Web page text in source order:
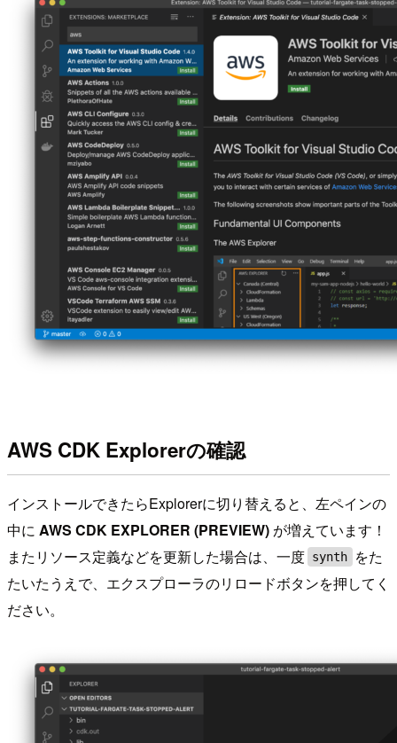
AWS CDK Explorerの確認
インストールできたらExplorerに切り替えると、左ペインの
中に AWS CDK EXPLORER (PREVIEW) が増えています！
またリソース定義などを更新した場合は、一度 synth
をた
たいたうえで、エクスプローラのリロードボタンを押してく
ださい。